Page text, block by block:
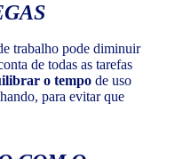
trabalho pode diminuir
de todas as tarefas
o tempo de uso
para evitar que